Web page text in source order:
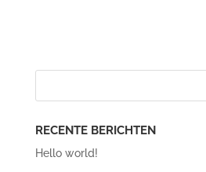
RECENTE BERICHTEN
Hello world!